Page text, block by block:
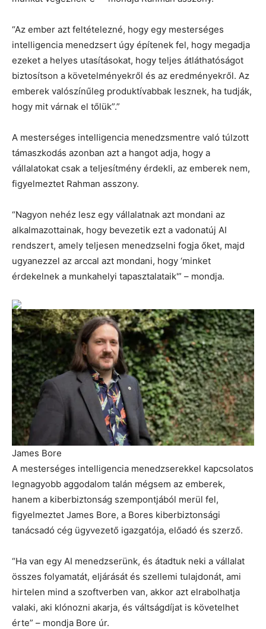
“Az ember azt feltételezné, hogy egy mesterséges
intelligencia menedzsert úgy építenek fel, hogy megadja
ezeket a helyes utasításokat, hogy teljes átláthatóságot
biztosítson a követelményekről és az eredményekről. Az
emberek valószínűleg produktívabbak lesznek, ha tudják,
hogy mit várnak el tőlük”.”
A mesterséges intelligencia menedzsmentre való túlzott
támaszkodás azonban azt a hangot adja, hogy a
vállalatokat csak a teljesítmény érdekli, az emberek nem,
figyelmeztet Rahman asszony.
“Nagyon nehéz lesz egy vállalatnak azt mondani az
alkalmazottainak, hogy bevezetik ezt a vadonatúj AI
rendszert, amely teljesen menedzselni fogja őket, majd
ugyanezzel az arccal azt mondani, hogy ‘minket
érdekelnek a munkahelyi tapasztalataik'” – mondja.
James Bore
A mesterséges intelligencia menedzserekkel kapcsolatos
legnagyobb aggodalom talán mégsem az emberek,
hanem a kiberbiztonság szempontjából merül fel,
figyelmeztet James Bore, a Bores kiberbiztonsági
tanácsadó cég ügyvezető igazgatója, előadó és szerző.
“Ha van egy AI menedzserünk, és átadtuk neki a vállalat
összes folyamatát, eljárását és szellemi tulajdonát, ami
hirtelen mind a szoftverben van, akkor azt elrabolhatja
valaki, aki klónozni akarja, és váltságdíjat is követelhet
érte” – mondja Bore úr.